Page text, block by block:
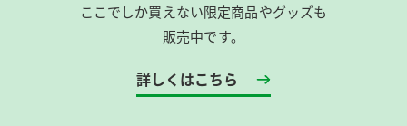
ここでしか買えない限定商品やグッズも
販売中です。
詳しくはこちら